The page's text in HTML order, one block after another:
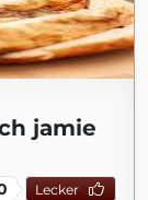
jamie
Lecker